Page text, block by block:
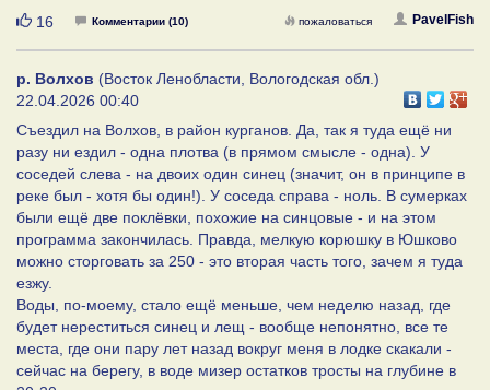
Нравится
16 Комментарии (10) PavelFish
пожаловаться
р. Волхов (Восток Ленобласти, Вологодская обл.)
22.04.2026 00:40
Съездил на Волхов, в район курганов. Да, так я туда ещё ни
разу ни ездил - одна плотва (в прямом смысле - одна). У
соседей слева - на двоих один синец (значит, он в принципе в
реке был - хотя бы один!). У соседа справа - ноль. В сумерках
были ещё две поклёвки, похожие на синцовые - и на этом
программа закончилась. Правда, мелкую корюшку в Юшково
можно сторговать за 250 - это вторая часть того, зачем я туда
езжу.
Воды, по-моему, стало ещё меньше, чем неделю назад, где
будет нереститься синец и лещ - вообще непонятно, все те
места, где они пару лет назад вокруг меня в лодке скакали -
сейчас на берегу, в воде мизер остатков тросты на глубине в